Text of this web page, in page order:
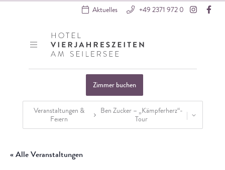
Aktuelles +49 2371 972 0
Hotel VierJahreszeiten
Zimmer buchen
Veranstaltungen &
Feiern
Ben Zucker – „Kämpferherz“-
Tour
« Alle Veranstaltungen